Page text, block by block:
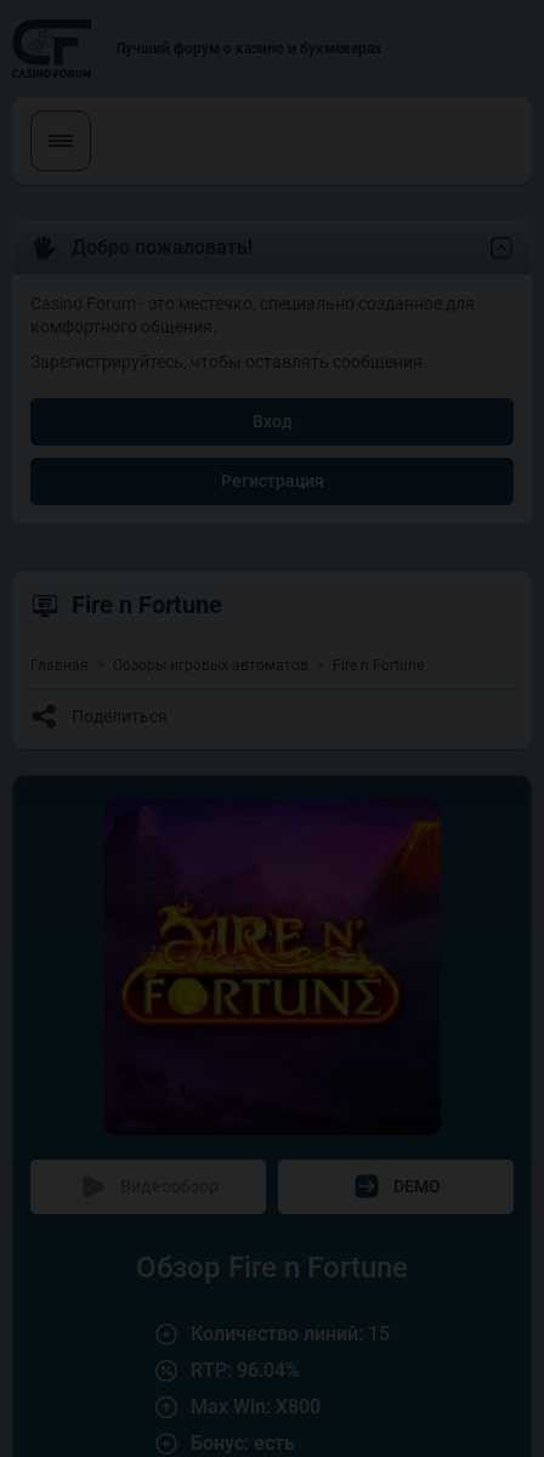
Fire n Fortune
Главная Обзоры игровых автоматов Fire n Fortune
Поделиться
DEMO
Обзор Fire n Fortune
Количество линий: 15
RTP: 96.04%
Max Win: X800
Бонус: есть
Casino Forum - это местечко, специально созданное для
комфортного общения.
Зарегистрируйтесь, чтобы оставлять сообщения.
Вход
Регистрация